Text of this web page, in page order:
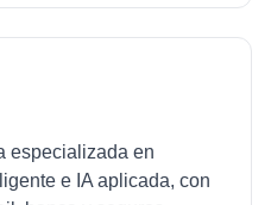
especializada en
e IA aplicada, con